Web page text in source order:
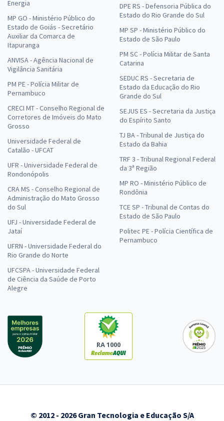
Energia
MP GO - Ministério Público do
Estado de Goiás - Secretário
Auxiliar da Comarca de
Itapuranga
ANVISA - Agência Nacional de
Vigilância Sanitária
PM PE - Polícia Militar de
Pernambuco
CRECI MT - Conselho Regional de
Corretores de Imóveis do Mato
Grosso
Universidade Federal de
Catalão - UFCAT
UFR - Universidade Federal de
Rondonópolis
CRA MS - Conselho Regional de
Administração do Mato Grosso
do Sul
UFJ - Universidade Federal de
Jataí
UFRN - Universidade Federal do
Rio Grande do Norte
UFCSPA - Universidade Federal
de Ciência da Saúde de Porto
Alegre
DPE RS - Defensoria Pública do
Estado do Rio Grande do Sul
MP SP - Ministério Público do
Estado de São Paulo
PM SC - Polícia Militar de Santa
Catarina
SEDUC RS - Secretaria de
Estado da Educação do Rio
Grande do Sul
SEJUS ES - Secretaria da Justiça
do Espírito Santo
TJ BA - Tribunal de Justiça do
Estado da Bahia
TRF 3 - Tribunal Regional Federal
da 3ª Região
MP RO - Ministério Público de
Rondônia
TCE SP - Tribunal de Contas do
Estado de São Paulo
Politec PE - Polícia Científica de
Pernambuco
RA 1000
© 2012 - 2026 Gran Tecnologia e Educação S/A